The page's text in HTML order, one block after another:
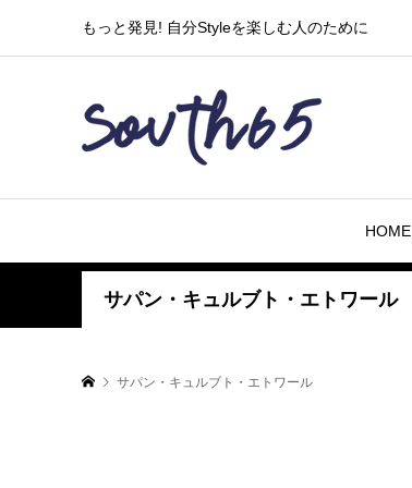
もっと発見! 自分Styleを楽しむ人のために
HOME
サパン・キュルブト・エトワール
サパン・キュルブト・エトワール